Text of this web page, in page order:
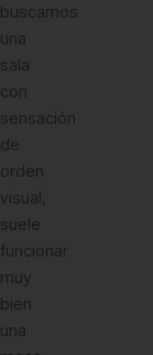
buscamos
una
sala
con
sensación
de
orden
visual,
suele
funcionar
muy
bien
una